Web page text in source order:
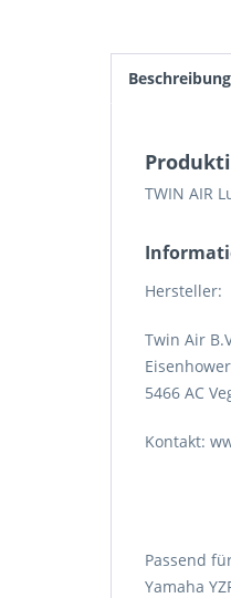
Beschreibung
TWIN AIR
Hersteller:
Twin Air
5466 AC
Kontakt:
Passend
Yamaha